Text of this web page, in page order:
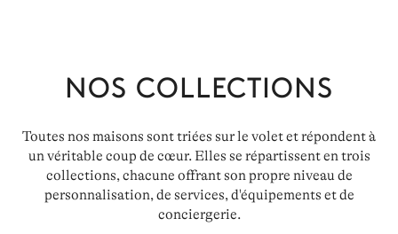
NOS COLLECTIONS
Toutes nos maisons sont triées sur le volet et répondent à
un véritable coup de cœur. Elles se répartissent en trois
collections, chacune offrant son propre niveau de
personnalisation, de services, d'équipements et de
conciergerie.